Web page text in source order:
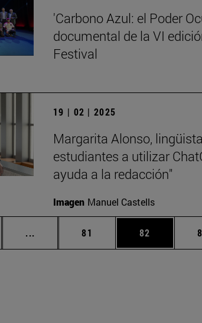
'Carbono Azul: el Poder
documental de la VI
Festival
19 | 02 | 2025
Margarita Alonso,
estudiantes a utilizar
ayuda a la redacción"
Imagen Manuel Castells
... Páginas intermedias Use TAB para
Página
81 Página
82